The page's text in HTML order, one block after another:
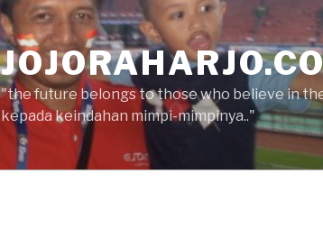
"the future belongs to those who believe in
kepada keindahan mimpi-mimpinya.."